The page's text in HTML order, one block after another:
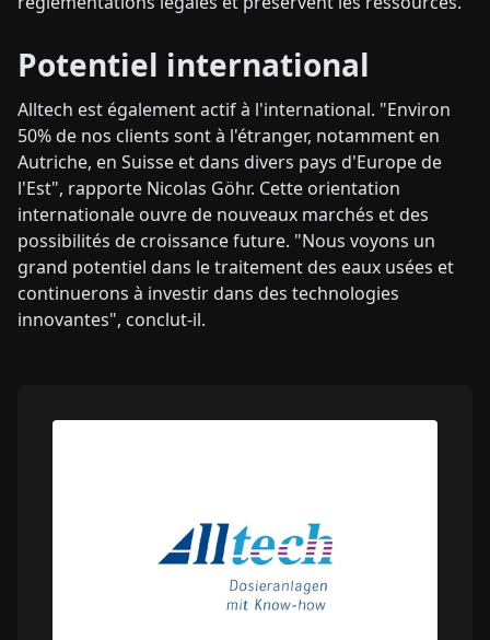
Potentiel international
Alltech est également actif à l'international. "Environ
50% de nos clients sont à l'étranger, notamment en
Autriche, en Suisse et dans divers pays d'Europe de
l'Est", rapporte Nicolas Göhr. Cette orientation
internationale ouvre de nouveaux marchés et des
possibilités de croissance future. "Nous voyons un
grand potentiel dans le traitement des eaux usées et
continuerons à investir dans des technologies
innovantes", conclut-il.